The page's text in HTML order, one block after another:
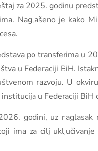
za 2025. godinu
Naglašeno je kako
po transferima u
u Federaciji BiH.
razvoju. U
u Federaciji BiH
godini, uz
ima za cilj